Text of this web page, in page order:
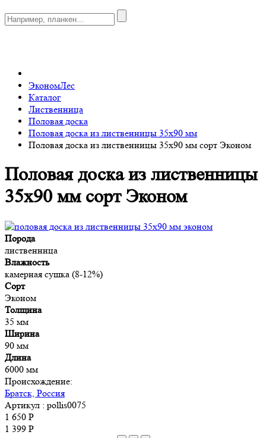
ЭкономЛес
Каталог
Лиственница
Половая доска
Половая доска из лиственницы 35x90 мм
Половая доска из лиственницы 35x90 мм сорт Эконом
Половая доска из лиственницы
35x90 мм сорт Эконом
Порода
лиственница
Влажность
камерная сушка (8-12%)
Сорт
Эконом
Толщина
35 мм
Ширина
90 мм
Длина
6000 мм
Происхождение:
Братск, Россия
Артикул : pollis0075
1 650 Р
1 399 Р